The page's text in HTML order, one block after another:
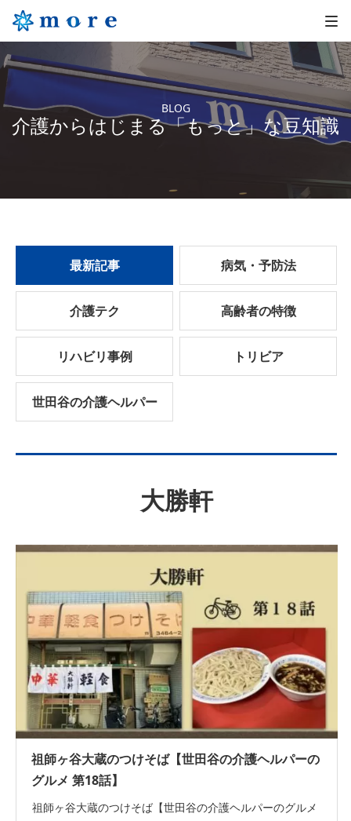
BLOG
介護からはじまる「もっと」な豆知識
最新記事 病気・予防法
介護テク 高齢者の特徴
リハビリ事例 トリビア
世田谷の介護ヘルパー
大勝軒
祖師ヶ谷大蔵のつけそば【世田谷の介護ヘルパーの
グルメ 第18話】
祖師ヶ谷大蔵のつけそば【世田谷の介護ヘルパーのグルメ